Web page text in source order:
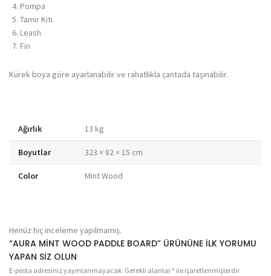
Pompa
Tamir Kiti
Leash
Fin
Kürek boya göre ayarlanabilir ve rahatlıkla çantada taşınabilir.
Ağırlık 13 kg
Boyutlar 323 × 82 × 15 cm
Color Mint Wood
Henüz hiç inceleme yapılmamış.
“AURA MINT WOOD PADDLE BOARD” ÜRÜNÜNE ILK YORUMU
YAPAN SIZ OLUN
E-posta adresiniz yayınlanmayacak. Gerekli alanlar * ile işaretlenmişlerdir